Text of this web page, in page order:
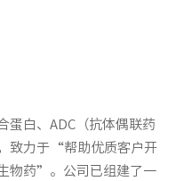
蛋白、ADC（抗体偶联药
致力于“帮助优质客户开
物药”。公司已组建了一